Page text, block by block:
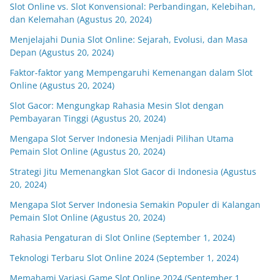
Slot Online vs. Slot Konvensional: Perbandingan, Kelebihan,
dan Kelemahan (Agustus 20, 2024)
Menjelajahi Dunia Slot Online: Sejarah, Evolusi, dan Masa
Depan (Agustus 20, 2024)
Faktor-faktor yang Mempengaruhi Kemenangan dalam Slot
Online (Agustus 20, 2024)
Slot Gacor: Mengungkap Rahasia Mesin Slot dengan
Pembayaran Tinggi (Agustus 20, 2024)
Mengapa Slot Server Indonesia Menjadi Pilihan Utama
Pemain Slot Online (Agustus 20, 2024)
Strategi Jitu Memenangkan Slot Gacor di Indonesia (Agustus
20, 2024)
Mengapa Slot Server Indonesia Semakin Populer di Kalangan
Pemain Slot Online (Agustus 20, 2024)
Rahasia Pengaturan di Slot Online (September 1, 2024)
Teknologi Terbaru Slot Online 2024 (September 1, 2024)